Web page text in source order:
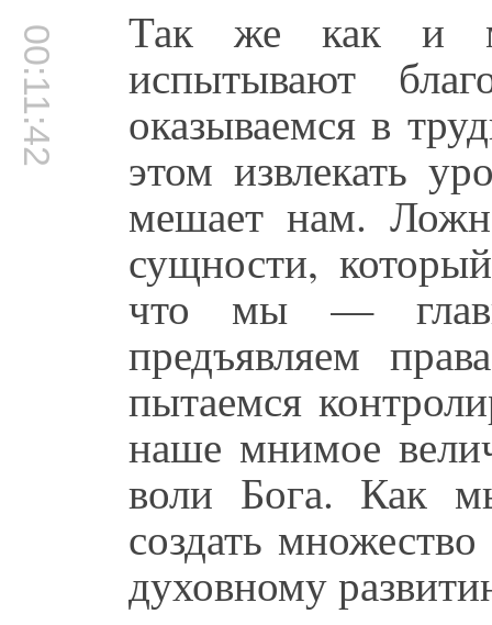
00:11:42 Так же как и
испытывают
оказываемся в
этом извлекать
мешает нам.
сущности,
что мы —
предъявляем
пытаемся
наше мнимое
воли Бога. Как
создать
духовному